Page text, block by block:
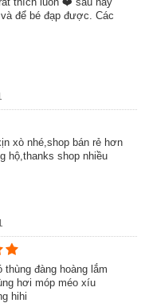
giản hỗ trợ mẹ và bé
lại được
là sự lựa chọn lâu dài
cho các con.
khi di chuyển trên các
thoải mái
để bé đạp được. Các
hộ,thanks shop nhiều
hơi móp méo xíu
hihi